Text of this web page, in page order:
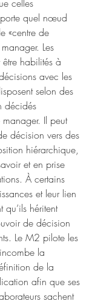
celles
quel nœud
«centre de
Les
habilités à
avec les
selon des
décidés
Il peut
décision vers des
hiérarchique,
et en prise
À certains
et leur lien
qu’ils héritent
de décision
Le M2 pilote les
la
de la
afin que ses
sachent